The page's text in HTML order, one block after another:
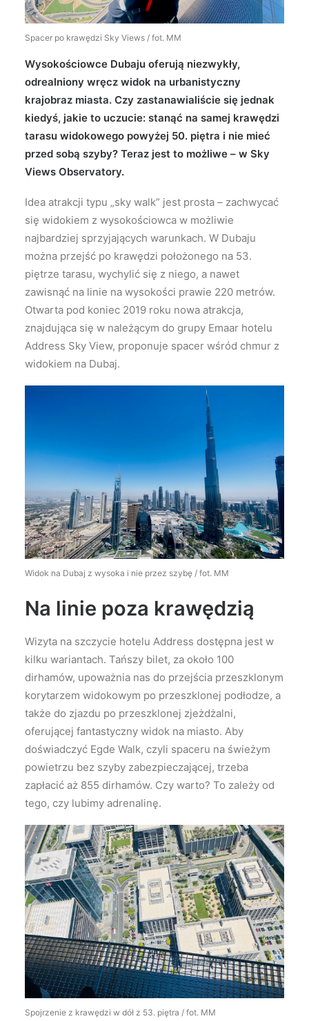
Spacer po krawędzi Sky Views / fot. MM
Wysokościowce Dubaju oferują niezwykły,
odrealniony wręcz widok na urbanistyczny
krajobraz miasta. Czy zastanawialiście się jednak
kiedyś, jakie to uczucie: stanąć na samej krawędzi
tarasu widokowego powyżej 50. piętra i nie mieć
przed sobą szyby? Teraz jest to możliwe – w Sky
Views Observatory.
Idea atrakcji typu „sky walk” jest prosta – zachwycać
się widokiem z wysokościowca w możliwie
najbardziej sprzyjających warunkach. W Dubaju
można przejść po krawędzi położonego na 53.
piętrze tarasu, wychylić się z niego, a nawet
zawisnąć na linie na wysokości prawie 220 metrów.
Otwarta pod koniec 2019 roku nowa atrakcja,
znajdująca się w należącym do grupy Emaar hotelu
Address Sky View, proponuje spacer wśród chmur z
widokiem na Dubaj.
Widok na Dubaj z wysoka i nie przez szybę / fot. MM
Na linie poza krawędzią
Wizyta na szczycie hotelu Address dostępna jest w
kilku wariantach. Tańszy bilet, za około 100
dirhamów, upoważnia nas do przejścia przeszklonym
korytarzem widokowym po przeszklonej podłodze, a
także do zjazdu po przeszklonej zjeżdżalni,
oferującej fantastyczny widok na miasto. Aby
doświadczyć Egde Walk, czyli spaceru na świeżym
powietrzu bez szyby zabezpieczającej, trzeba
zapłacić aż 855 dirhamów. Czy warto? To zależy od
tego, czy lubimy adrenalinę.
Spojrzenie z krawędzi w dół z 53. piętra / fot. MM